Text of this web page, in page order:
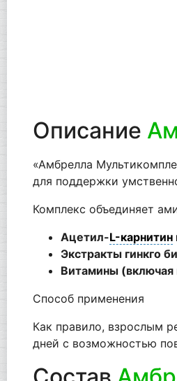
Описание
«Амбрелла
для поддержки
Комплекс объединяет
Ацетил-L-карнитин
Экстракты гинкго
Витамины (включая
Способ применения
Как правило, взрослым
дней с возможностью